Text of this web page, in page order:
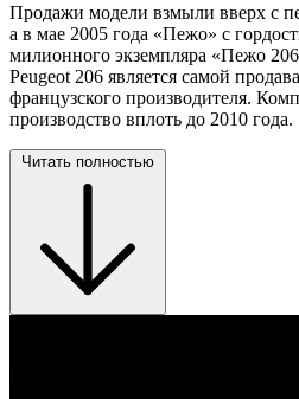
Продажи модели взмыли вверх с
а в мае 2005 года «Пежо» с
милионного экземпляра «Пежо
Peugeot 206 является самой
французского производителя.
производство вплоть до 2010 года.
Читать полностью